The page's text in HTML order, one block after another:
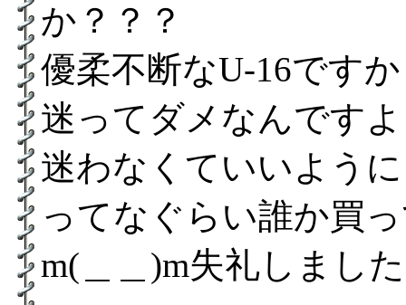
か？？？
優柔不断なU-16です
迷ってダメなんですよ
迷わなくていいよう
ってなぐらい誰か買
m(＿＿)m失礼しました